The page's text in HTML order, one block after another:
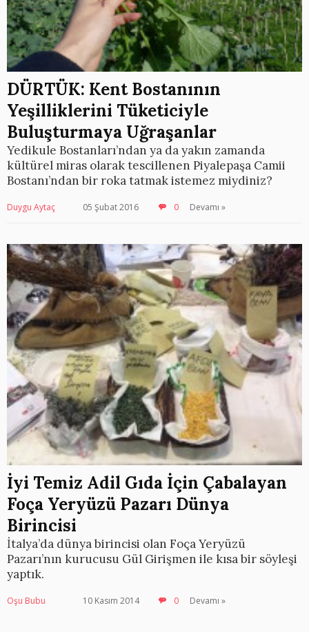
DÜRTÜK: Kent Bostanının
Yeşilliklerini Tüketiciyle
Buluşturmaya Uğraşanlar
Yedikule Bostanları’ndan ya da yakın zamanda
kültürel miras olarak tescillenen Piyalepaşa Camii
Bostanı’ndan bir roka tatmak istemez miydiniz?
Duygu Aytaç 05 Şubat 2016 0 Devamı »
İyi Temiz Adil Gıda İçin Çabalayan
Foça Yeryüzü Pazarı Dünya
Birincisi
İtalya’da dünya birincisi olan Foça Yeryüzü
Pazarı’nın kurucusu Gül Girişmen ile kısa bir söyleşi
yaptık.
Oşu Bubu 10 Kasım 2014 0 Devamı »